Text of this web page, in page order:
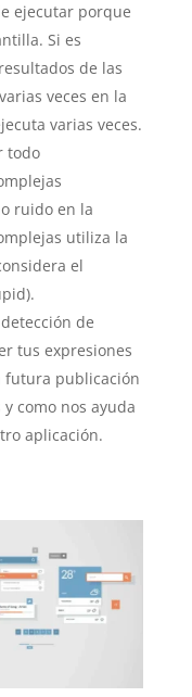
ejecutar porque
Si es
de las
veces en la
varias veces.
todo
ruido en la
utiliza la
el
de
tus expresiones
futura publicación
como nos ayuda
aplicación.